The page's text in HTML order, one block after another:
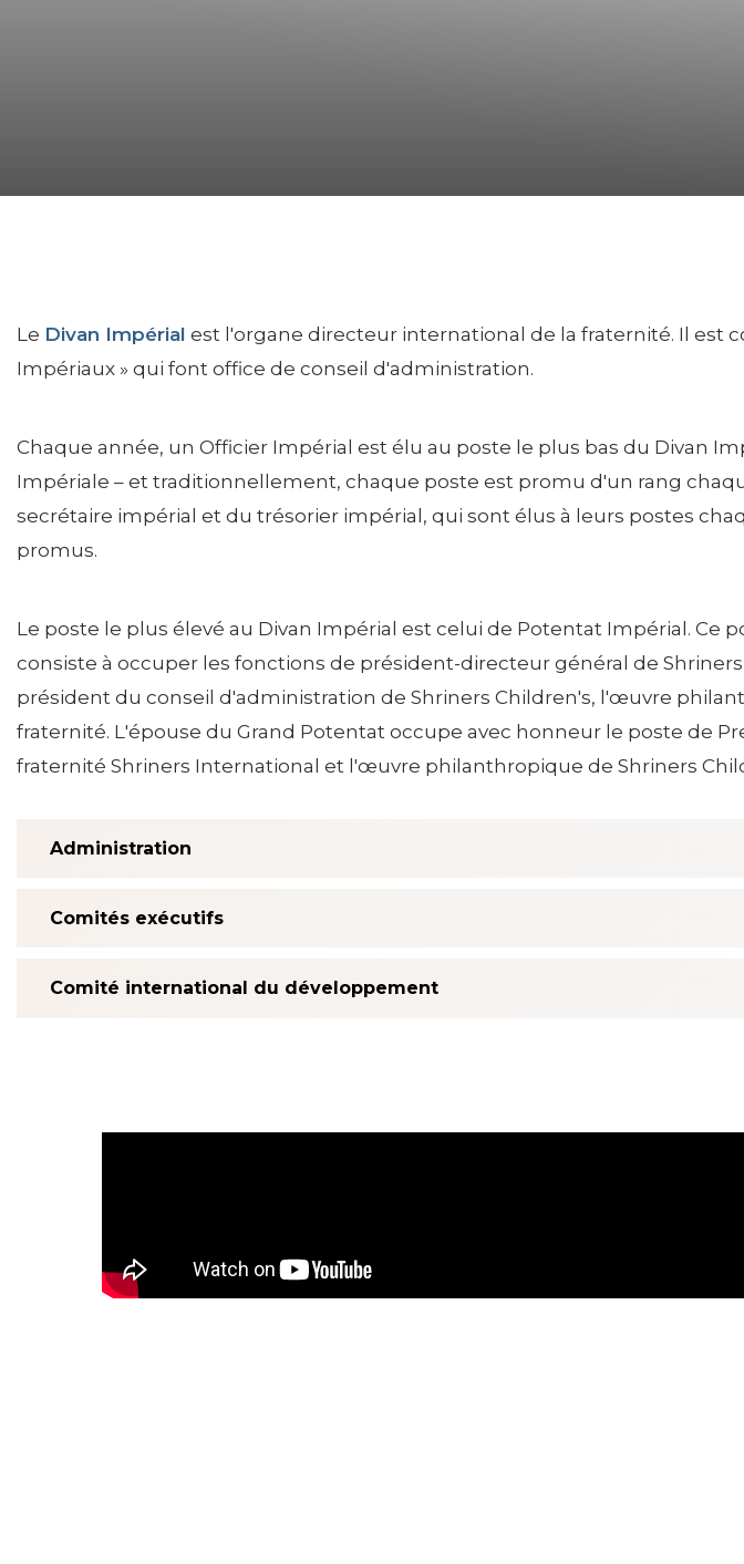
Notre lien avec Freemasonry
Chapitres
Nouvelles et événements
Éducation
Le Divan Impérial est l'organe directeur international de la fraternité. Il est
Impériaux » qui font office de conseil d'administration.
Chaque année, un Officier Impérial est élu au poste le plus bas du Divan
Impériale – et traditionnellement, chaque poste est promu d'un rang
secrétaire impérial et du trésorier impérial, qui sont élus à leurs postes
promus.
Le poste le plus élevé au Divan Impérial est celui de Potentat Impérial. Ce
consiste à occuper les fonctions de président-directeur général de
président du conseil d'administration de Shriners Children's, l'œuvre
fraternité. L'épouse du Grand Potentat occupe avec honneur le poste de
fraternité Shriners International et l'œuvre philanthropique de Shriners
Administration
Comités exécutifs
Comité international du développement